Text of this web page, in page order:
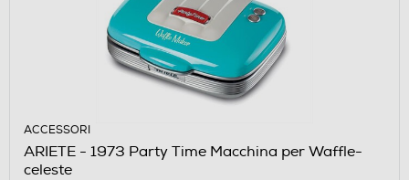
ACCESSORI
ARIETE - 1973 Party Time Macchina per Waffle-
celeste